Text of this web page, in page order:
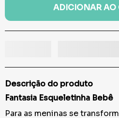
ADICIONAR AO
Descrição do produto
Fantasia Esqueletinha Bebê
Para as meninas se